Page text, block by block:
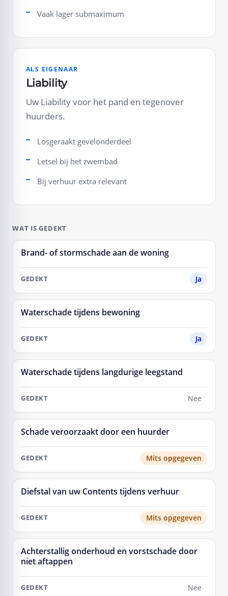
Vaak lager submaximum
ALS EIGENAAR
Liability
Uw Liability voor het pand en tegenover
huurders.
Losgeraakt gevelonderdeel
Letsel bij het zwembad
Bij verhuur extra relevant
WAT IS GEDEKT
SITUATIE
GEDEKT
Brand- of stormschade aan de woning
Ja
Waterschade tijdens bewoning
Ja
Waterschade tijdens langdurige leegstand
Nee
Schade veroorzaakt door een huurder
Mits opgegeven
Diefstal van uw Contents tijdens verhuur
Mits opgegeven
Achterstallig onderhoud en vorstschade door
niet aftappen
Nee